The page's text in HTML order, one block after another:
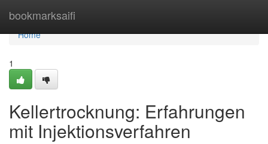
bookmarksaifi
Home
Home
1
Kellertrocknung: Erfahrungen
mit Injektionsverfahren